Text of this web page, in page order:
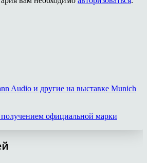
Audio и другие на выставке Munich
официальной марки